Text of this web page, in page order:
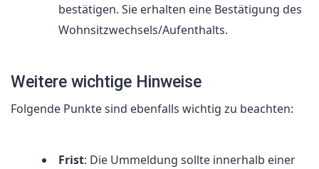
bestätigen. Sie erhalten eine Bestätigung des
Wohnsitzwechsels/Aufenthalts.
Weitere wichtige Hinweise
Folgende Punkte sind ebenfalls wichtig zu beachten:
Frist: Die Ummeldung sollte innerhalb einer